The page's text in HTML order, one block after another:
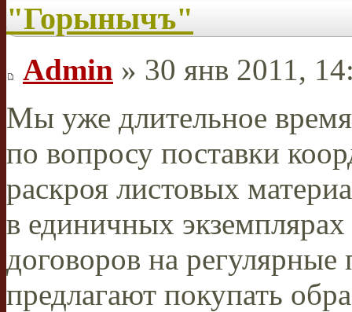
"Горынычъ"
Admin » 30 янв 2011,
Мы уже длительное
по вопросу поставки
раскроя листовых
в единичных
договоров на
предлагают покупать